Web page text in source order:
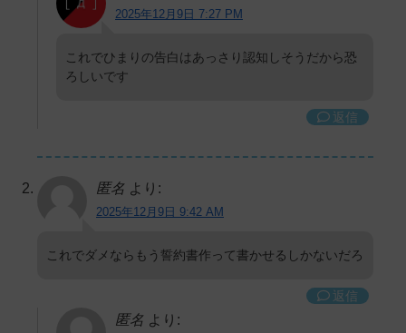
2025年12月9日 7:27 PM
これでひまりの告白はあっさり認知しそうだから恐
ろしいです
返信
匿名 より:
2025年12月9日 9:42 AM
これでダメならもう誓約書作って書かせるしかないだろ
返信
匿名 より: